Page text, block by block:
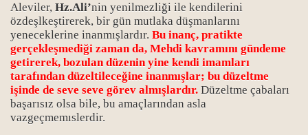
Aleviler, Hz.Ali’nin yenilmezliği ile kendilerini
özdeşlkeştirerek, bir gün mutlaka düşmanlarını
yeneceklerine inanmışlardır. Bu inanç, pratikte
gerçekleşmediği zaman da, Mehdi kavramını gündeme
getirerek, bozulan düzenin yine kendi imamları
tarafından düzeltileceğine inanmışlar; bu düzeltme
işinde de seve seve görev almışlardır. Düzeltme çabaları
başarısız olsa bile, bu amaçlarından asla
vazgeçmemıslerdir.